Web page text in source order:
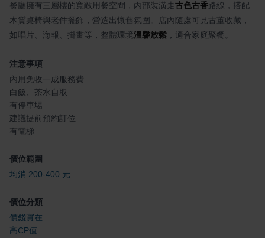
餐廳擁有三層樓的寬敞用餐空間，內部裝潢走古色古香路線，搭配
木質桌椅與老件擺飾，營造出懷舊氛圍。店內隨處可見古董收藏，
如唱片、海報、掛畫等，整體環境溫馨放鬆 ，適合家庭聚餐。
注意事項
內用免收一成服務費
白飯、茶水自取
有停車場
建議提前預約訂位
有電梯
價位範圍
均消 200-400 元
價位分類
價錢實在
高CP值